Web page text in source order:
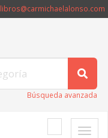
libros@carmichaelalonso.com
Búsqueda avanzada
Toggle